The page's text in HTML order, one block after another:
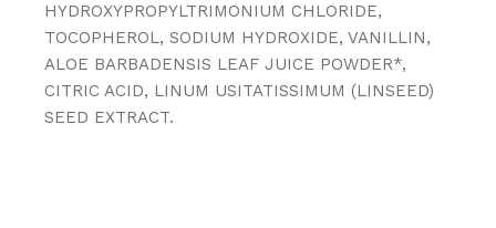
HYDROXYPROPYLTRIMONIUM CHLORIDE,
TOCOPHEROL, SODIUM HYDROXIDE, VANILLIN,
ALOE BARBADENSIS LEAF JUICE POWDER*,
CITRIC ACID, LINUM USITATISSIMUM (LINSEED)
SEED EXTRACT.